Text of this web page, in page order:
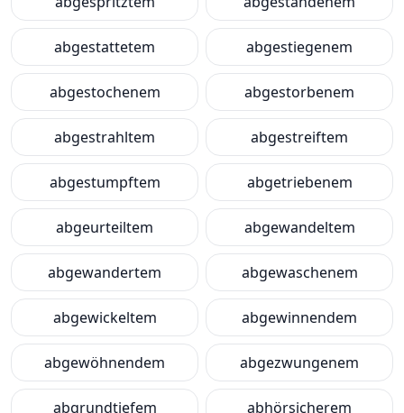
abgestattetem abgestiegenem
abgestochenem abgestorbenem
abgestrahltem abgestreiftem
abgestumpftem abgetriebenem
abgeurteiltem abgewandeltem
abgewandertem abgewaschenem
abgewickeltem abgewinnendem
abgewöhnendem abgezwungenem
abgrundtiefem abhörsicherem